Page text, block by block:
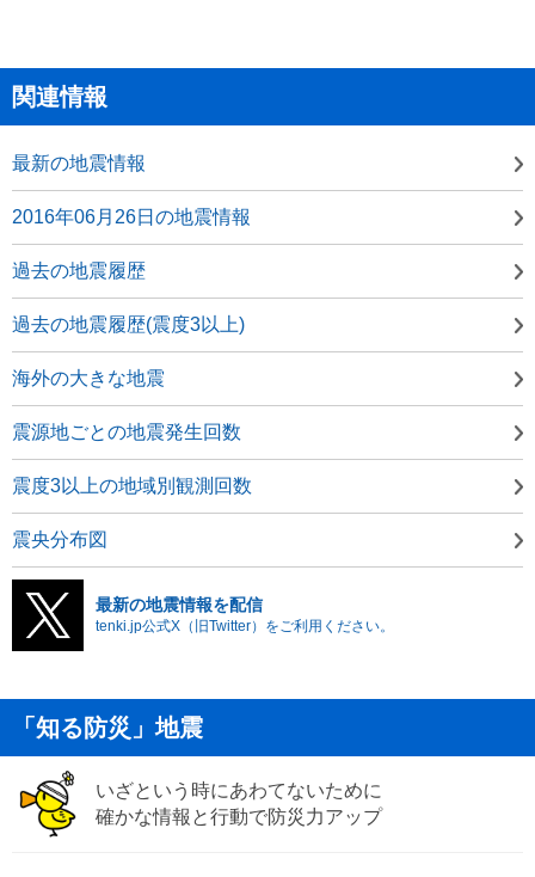
関連情報
最新の地震情報
2016年06月26日の地震情報
過去の地震履歴
過去の地震履歴(震度3以上)
海外の大きな地震
震源地ごとの地震発生回数
震度3以上の地域別観測回数
震央分布図
最新の地震情報を配信
tenki.jp公式X（旧Twitter）をご利用ください。
「知る防災」地震
いざという時にあわてないために
確かな情報と行動で防災力アップ